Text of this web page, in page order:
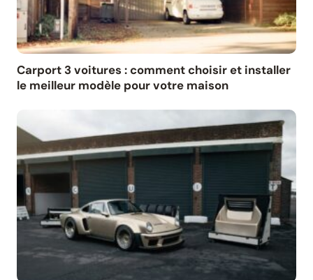
Carport 3 voitures : comment choisir et installer
le meilleur modèle pour votre maison